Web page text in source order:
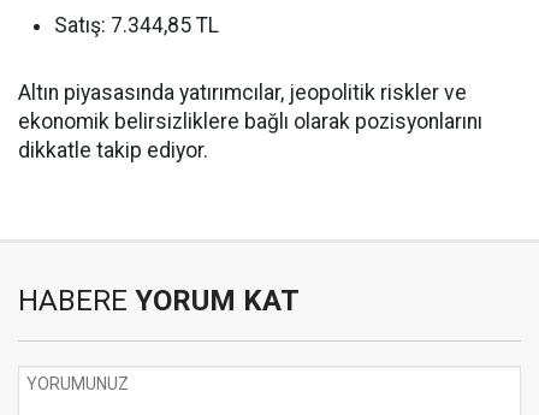
Satış: 7.344,85 TL
Altın piyasasında yatırımcılar, jeopolitik riskler ve
ekonomik belirsizliklere bağlı olarak pozisyonlarını
dikkatle takip ediyor.
HABERE YORUM KAT